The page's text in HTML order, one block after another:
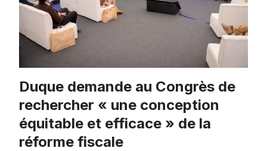
Duque demande au Congrès de
rechercher « une conception
équitable et efficace » de la
réforme fiscale